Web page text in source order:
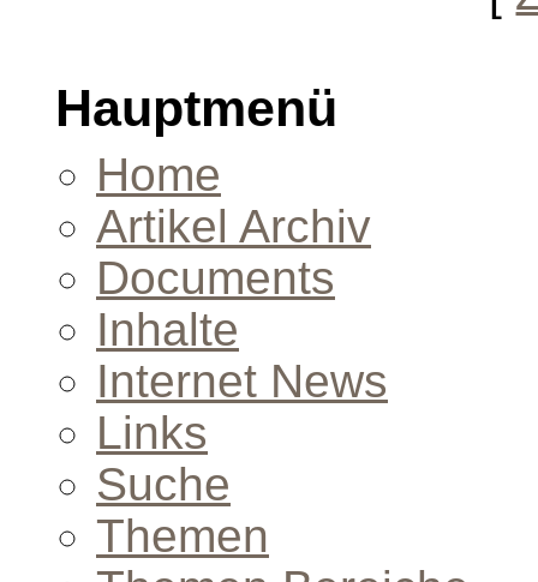
Hauptmenü
Home
Artikel Archiv
Documents
Inhalte
Internet News
Links
Suche
Themen